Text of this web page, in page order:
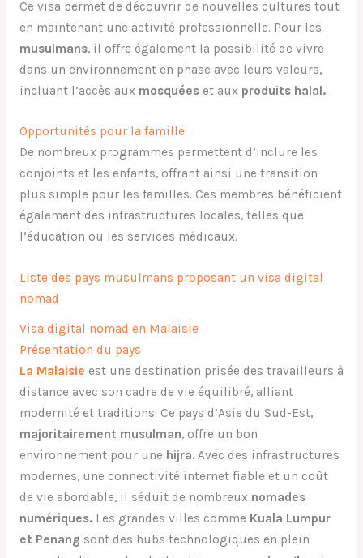
Ce visa permet de découvrir de nouvelles cultures tout
en maintenant une activité professionnelle. Pour les
musulmans, il offre également la possibilité de vivre
dans un environnement en phase avec leurs valeurs,
incluant l’accès aux mosquées et auxproduits halal.
Opportunités pour la famille
De nombreux programmes permettent d’inclure les
conjoints et les enfants, offrant ainsi une transition
plus simple pour les familles. Ces membres bénéficient
également des infrastructures locales, telles que
l’éducation ou les services médicaux.
Liste des pays musulmans proposant un visa digital
nomad
Visa digital nomad en Malaisie
Présentation du pays
La Malaisie est une destination prisée des travailleurs à
distance avec son cadre de vie équilibré, alliant
modernité et traditions. Ce pays d’Asie du Sud-Est,
majoritairement musulman, offre un bon
environnement pour une hijra. Avec des infrastructures
modernes, une connectivité internet fiable et un coût
de vie abordable, il séduit de nombreux nomades
numériques.Les grandes villes comme Kuala Lumpur
et Penang sont des hubs technologiques en plein